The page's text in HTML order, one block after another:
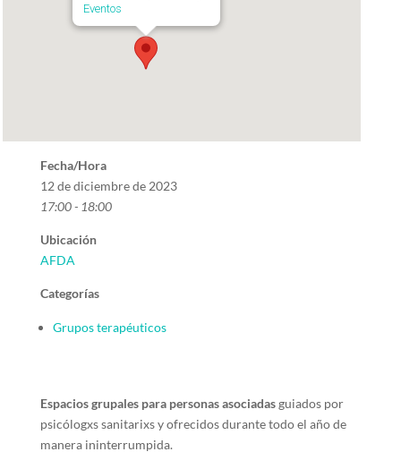
Eventos
Fecha/Hora
12 de diciembre de 2023
17:00 - 18:00
Ubicación
AFDA
Categorías
Grupos terapéuticos
Espacios grupales para personas asociadasguiados por
psicólogxs sanitarixs y ofrecidos durante todo el año de
manera ininterrumpida.